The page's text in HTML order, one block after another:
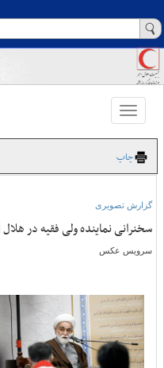
Toggle
navigation
چاپ
گزارش تصویری
سخنرانی نماینده ولی فقیه در
سرویس عکس